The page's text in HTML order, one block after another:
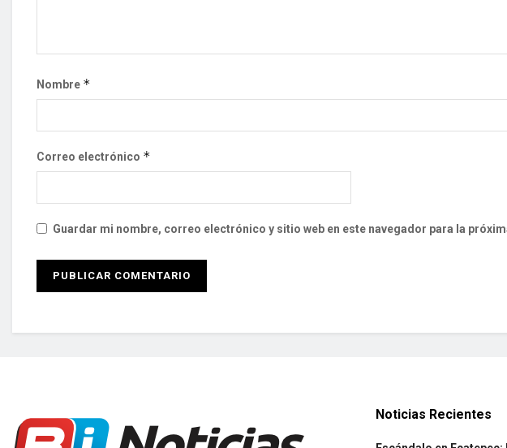
Nombre *
Correo electrónico *
Guardar mi nombre, correo electrónico y sitio web en este navegador para la
Noticias Recientes